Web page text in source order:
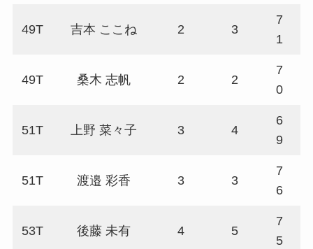
49T 吉本 ここね 2 3
7
1
49T 桑木 志帆 2 2
7
0
51T 上野 菜々子 3 4
6
9
51T 渡邉 彩香 3 3
7
6
53T 後藤 未有 4 5
7
5